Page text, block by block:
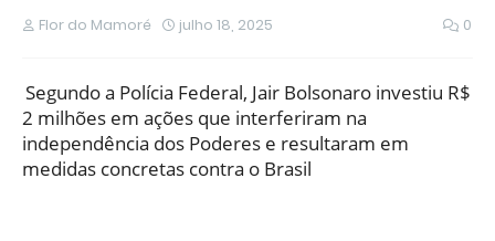
Flor do Mamoré julho 18, 2025 0
Segundo a Polícia Federal, Jair Bolsonaro investiu R$
2 milhões em ações que interferiram na
independência dos Poderes e resultaram em
medidas concretas contra o Brasil